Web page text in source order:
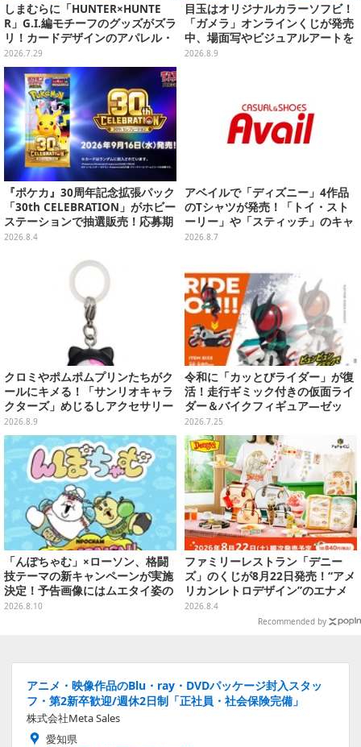
しまむらに「HUNTER×HUNTE
R」G.I.編モチーフのグッズがズラ
リ！カードデザインのアパレル・
雑貨、ゴレイヌの「オレが3人分
になる…」も
2026.7.29
目玉はオリジナルカラーソフビ！
「ガメラ」オンラインくじが発売
中、場面写やビジュアルアートを
使用した豪華賞品をラインナップ
2026.8.9
『ポケカ』30周年記念拡張パック
「30th CELEBRATION」がホビー
ステーションで抽選販売！応募期
間は8月6日23時59分まで
2026.8.4
アベイルで「ディズニー」4作品
のTシャツが発売！「トイ・スト
ーリー」や「スティッチ」のキャ
ラを刺しゅうでデザイン
2026.8.7
クロミやポムポムプリンたちがク
ールにキメる！「サンリオキャラ
クターズ」めじるしアクセサリー
がガシャポン展開
2026.8.9
令和に「カッとびライダー」が復
活！走行ギミック付きの仮面ライ
ダー＆バイクフィギュア―ゼッ
ツ、新1号など全7種類
2026.7.25
「んぽちゃむ」×ローソン、格闘
技テーマの新キャンペーンが実施
決定！予告画像にはムエタイ姿の
「んぽちゃむ」「きみまろ」も
2026.8.10
ファミリーレストラン「デニー
ズ」のくじが8月22日発売！“アメ
リカンレトロデザイン”のエナメ
ルバッグやTシャツなど、日常使
いできるグッズを用意
2026.8.4
Recommended by
アニメ・映像作品のBlu・ray・DVDパッケージ封入スタッ
フ・第2新卒歓迎/週休2日制「正社員・社会保険完備」
株式会社Meta Sales
愛知県